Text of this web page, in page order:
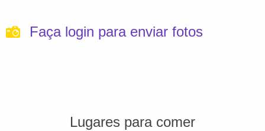
Faça login para enviar fotos
Lugares para comer